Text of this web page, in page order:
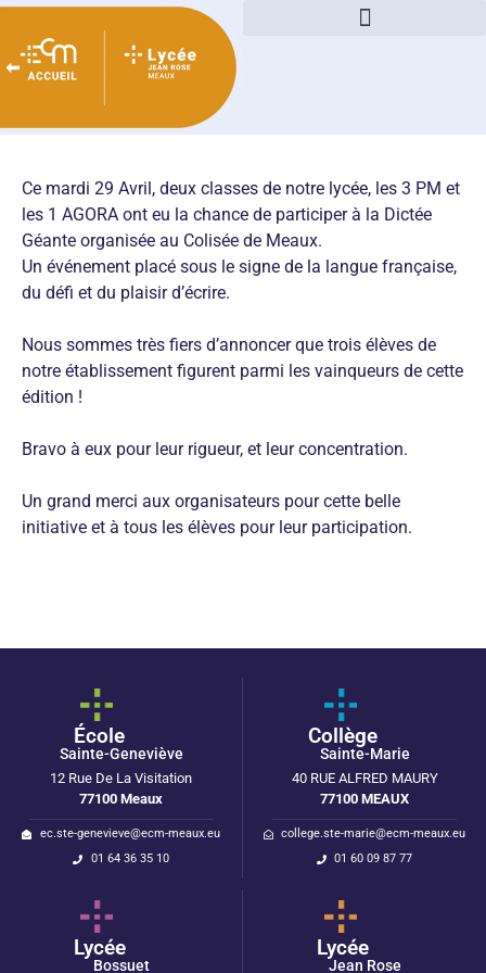
« Heureux les pauvres de coeur, car le royaume des
cieux est à eux »Les Béatitudes –
Ce mardi 29 Avril, deux classes de notre lycée, les 3 PM et
les 1 AGORA ont eu la chance de participer à la Dictée
Géante organisée au Colisée de Meaux.
Un événement placé sous le signe de la langue française,
du défi et du plaisir d’écrire.
Nous sommes très fiers d’annoncer que trois élèves de
notre établissement figurent parmi les vainqueurs de cette
édition !
Bravo à eux pour leur rigueur, et leur concentration.
Un grand merci aux organisateurs pour cette belle
initiative et à tous les élèves pour leur participation.
École
Sainte-Geneviève
12 Rue De La Visitation
77100 Meaux
ec.ste-genevieve@ecm-meaux.eu
01 64 36 35 10
Collège
Sainte-Marie
40 RUE ALFRED MAURY
77100 MEAUX
college.ste-marie@ecm-meaux.eu
01 60 09 87 77
Lycée
Bossuet
Lycée
Jean Rose